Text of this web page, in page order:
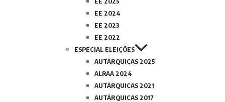
EE 2024
EE 2023
EE 2022
ESPECIAL ELEIÇÕES
AUTÁRQUICAS 2025
ALRAA 2024
AUTÁRQUICAS 2021
AUTÁRQUICAS 2017